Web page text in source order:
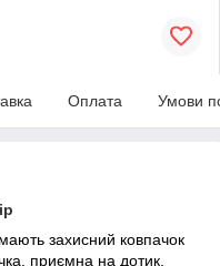
Оплата Умови
захисний ковпачок
приємна на дотик,